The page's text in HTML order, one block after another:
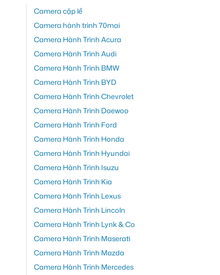
Camera cập lề
Camera hành trình 70mai
Camera Hành Trình Acura
Camera Hành Trình Audi
Camera Hành Trình BMW
Camera Hành Trình BYD
Camera Hành Trình Chevrolet
Camera Hành Trình Daewoo
Camera Hành Trình Ford
Camera Hành Trình Honda
Camera Hành Trình Hyundai
Camera Hành Trình Isuzu
Camera Hành Trình Kia
Camera Hành Trình Lexus
Camera Hành Trình Lincoln
Camera Hành Trình Lynk & Co
Camera Hành Trình Maserati
Camera Hành Trình Mazda
Camera Hành Trình Mercedes